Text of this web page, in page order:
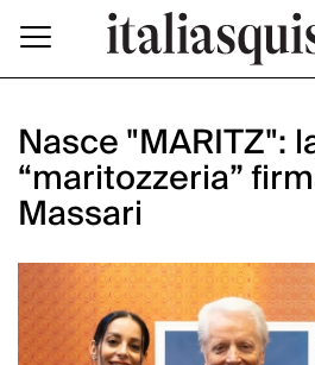
Nasce "MARITZ":
“maritozzeria”
Massari